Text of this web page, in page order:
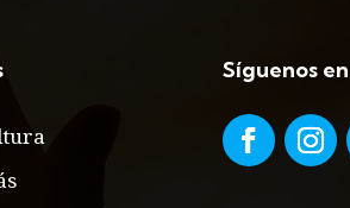
Síguenos en